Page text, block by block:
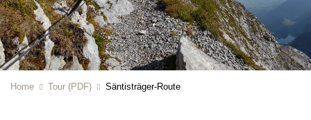
Home Tour (PDF) Säntisträger-Route